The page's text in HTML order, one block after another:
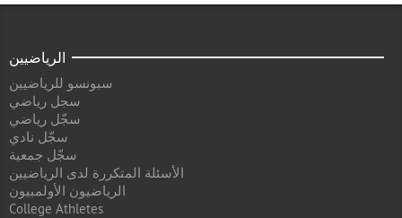
الرياضيين
سبونسو للرياضيين
سجل رياضي
سجّل رياضي
سجّل نادي
سجّل جمعية
الأسئلة المتكررة لدى الرياضيين
الرياضيون الأولمبيون
College Athletes